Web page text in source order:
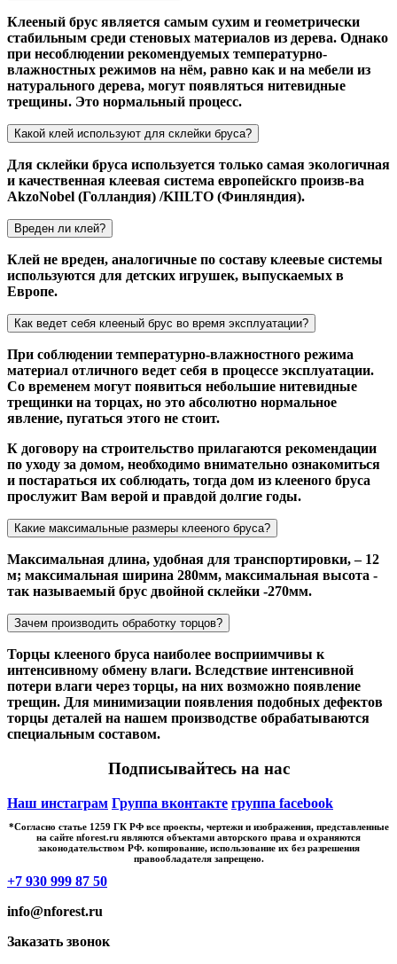
Клееный брус является самым сухим и геометрически
стабильным среди стеновых материалов из дерева. Однако
при несоблюдении рекомендуемых температурно-
влажностных режимов на нём, равно как и на мебели из
натурального дерева, могут появляться нитевидные
трещины. Это нормальный процесс.
Какой клей используют для склейки бруса?
Для склейки бруса используется только самая экологичная
и качественная клеевая система европейскго произв-ва
AkzoNobel (Голландия) /KIILTO (Финляндия).
Вреден ли клей?
Клей не вреден, аналогичные по составу клеевые системы
используются для детских игрушек, выпускаемых в
Европе.
Как ведет себя клееный брус во время эксплуатации?
При соблюдении температурно-влажностного режима
материал отличного ведет себя в процессе эксплуатации.
Со временем могут появиться небольшие нитевидные
трещинки на торцах, но это абсолютно нормальное
явление, пугаться этого не стоит.
К договору на строительство прилагаются рекомендации
по уходу за домом, необходимо внимательно ознакомиться
и постараться их соблюдать, тогда дом из клееного бруса
прослужит Вам верой и правдой долгие годы.
Какие максимальные размеры клееного бруса?
Максимальная длина, удобная для транспортировки, – 12
м; максимальная ширина 280мм, максимальная высота -
так называемый брус двойной склейки -270мм.
Зачем производить обработку торцов?
Торцы клееного бруса наиболее восприимчивы к
интенсивному обмену влаги. Вследствие интенсивной
потери влаги через торцы, на них возможно появление
трещин. Для минимизации появления подобных дефектов
торцы деталей на нашем производстве обрабатываются
специальным составом.
Подписывайтесь на нас
Наш инстаграм Группа вконтакте группа facebook
*Cогласно статье 1259 ГК РФ все проекты, чертежи и изображения, представленные
на сайте nforest.ru являются объектами авторского права и охраняются
законодательством РФ. копирование, использование их без разрешения
правообладателя запрещено.
+7 930 999 87 50
info@nforest.ru
Заказать звонок